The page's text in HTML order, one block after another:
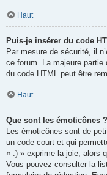
Haut
Puis-je insérer du code
Par mesure de sécurité, il
ce forum. La majeure partie
du code HTML peut être
Haut
Que sont les émoticônes ?
Les émoticônes sont de
un code court et qui
« :) » exprime la joie, alors
Vous pouvez consulter la